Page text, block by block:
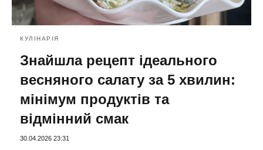
КУЛІНАРІЯ
Знайшла рецепт ідеального
весняного салату за 5 хвилин:
мінімум продуктів та
відмінний смак
30.04.2026 23:31